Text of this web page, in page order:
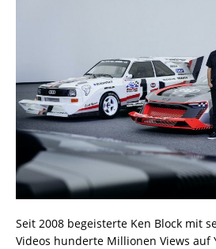
Seit 2008 begeisterte Ken Block mit
Videos hunderte Millionen Views auf